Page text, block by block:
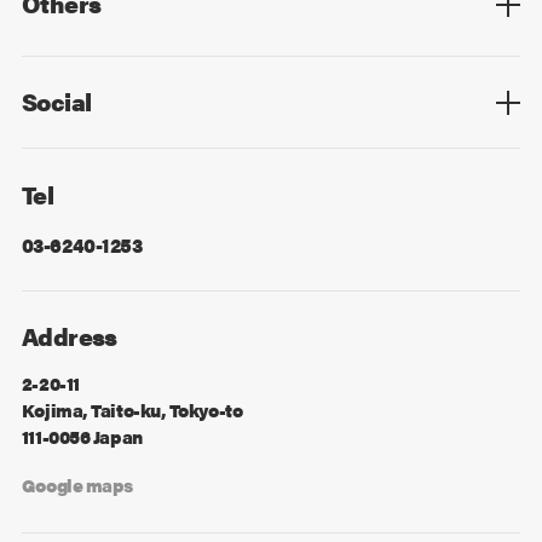
Social
Tel
03-6240-1253
Address
2-20-11
Kojima, Taito-ku, Tokyo-to
111-0056 Japan
Google maps